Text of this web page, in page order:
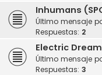
Inhumans
Último mensaje
Respuestas: 2
Electric
Último mensaje
Respuestas: 3